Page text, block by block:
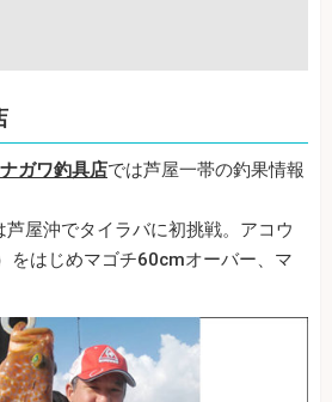
ガワ釣具店では芦屋一帯の釣果情報
屋沖でタイラバに初挑戦。アコウ
をはじめマゴチ60cmオーバー、マ